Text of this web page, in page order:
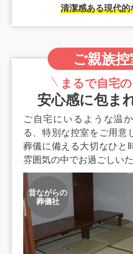
清潔感ある現代的
ご親族控
まるで自宅
安心感に包ま
ご自宅にいるような温
る、特別な控室をご用意
葬儀に備える大切なひと
雰囲気の中でお過ごしいた
昔ながらの
葬儀社